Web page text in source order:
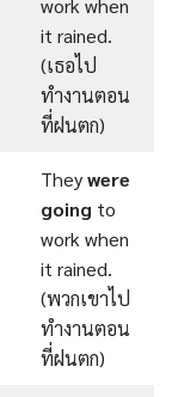
it rained.
(เธอไป
ทำงานตอน
ที่ฝนตก)
Theywere
going to
work when
it rained.
(พวกเขาไป
ทำงานตอน
ที่ฝนตก)